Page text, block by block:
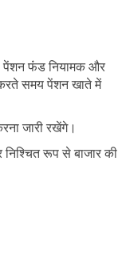
पेंशन फंंड नियामक और
करते समय पेंशन खाते में
जारी रखेंगे।
निश्चित रूप से बाजार की